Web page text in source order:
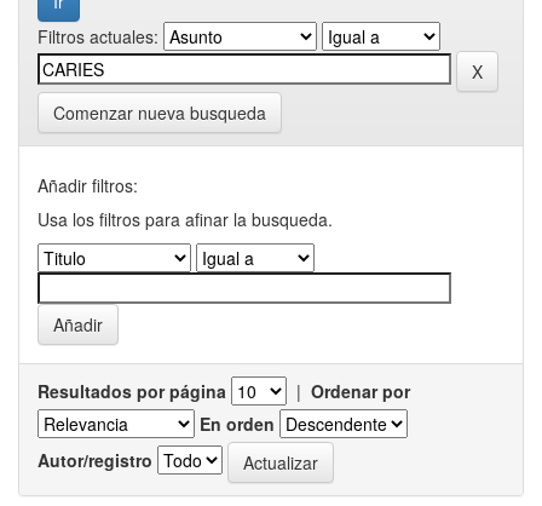
Filtros actuales:
Comenzar nueva busqueda
Añadir filtros:
Usa los filtros para afinar la busqueda.
Resultados por página | Ordenar por
En orden
Autor/registro